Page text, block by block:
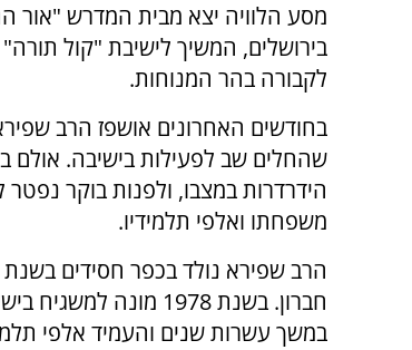
מסע הלוויה יצא מבית המדרש "אור
בירושלים, המשיך לישיבת "קול
לקבורה בהר המנוחות.
בחודשים האחרונים אושפז הרב
שהחלים שב לפעילות בישיבה. אולם
הידרדרות במצבו, ולפנות בוקר נפטר
משפחתו ואלפי תלמידיו.
חברון. בשנת 1978
במשך עשרות שנים והעמיד אלפי